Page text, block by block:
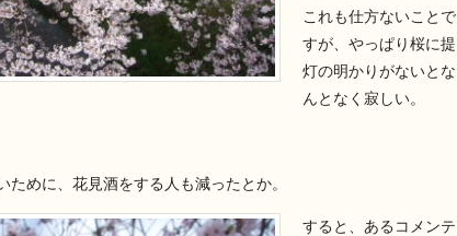
これも仕方ないことで
すが、やっぱり桜に提
灯の明かりがないとな
んとなく寂しい。
ために、花見酒をする人も減ったとか。
すると、あるコメンテ